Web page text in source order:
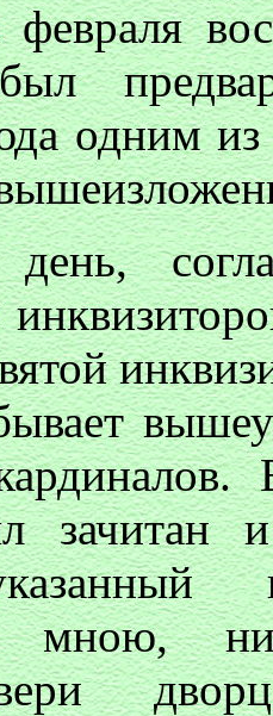
февраля
одним
зачитан
мною,